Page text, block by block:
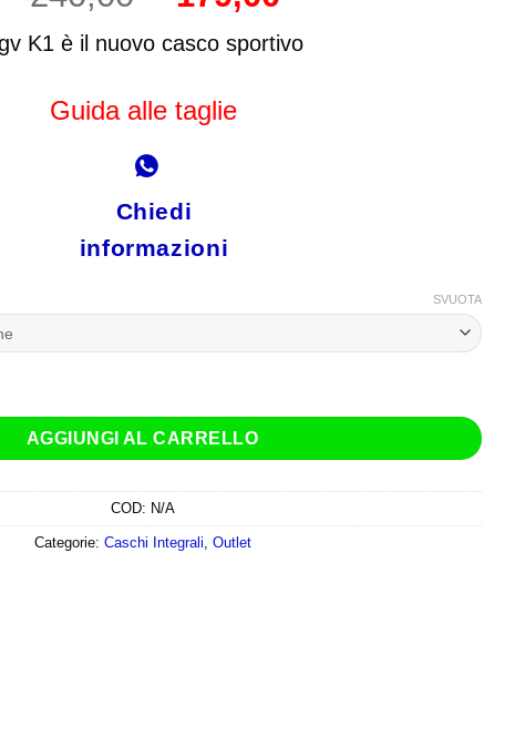
prezzo
originale
€ 240,00.
attuale
K1 è il nuovo casco sportivo
Guida alle taglie
Chiedi
informazioni
SVUOTA
Blu Rosso Giallo quantità
AGGIUNGI AL CARRELLO
COD: N/A
Categorie: Caschi Integrali, Outlet